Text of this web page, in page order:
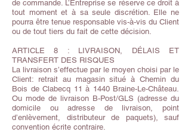
de commande. L’Entreprise se réserve ce droit à
tout moment et à sa seule discrétion. Elle ne
pourra être tenue responsable vis-à-vis du Client
ou de tout tiers du fait de cette décision.
ARTICLE 8 : LIVRAISON, DÉLAIS ET
TRANSFERT DES RISQUES
La livraison s’effectue par le moyen choisi par le
Client: retrait au magasin situé à Chemin du
Bois de Clabecq 11 à 1440 Braine-Le-Château.
Ou mode de livraison B-Post/GLS (adresse du
domicile ou adresse de livraison, point
d’enlèvement, distributeur de paquets), sauf
convention écrite contraire.